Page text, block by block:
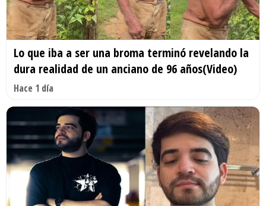
Lo que iba a ser una broma terminó revelando la
dura realidad de un anciano de 96 años(Video)
Hace 1 día